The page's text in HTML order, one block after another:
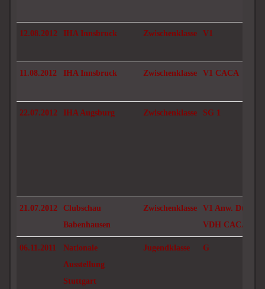
12.08.2012 IHA Innsbruck Zwischenklasse V1
11.08.2012 IHA Innsbruck Zwischenklasse V1 CACA
22.07.2012 IHA Augsburg Zwischenklasse SG 1
21.07.2012
Clubschau
Babenhausen
Zwischenklasse
V1 Anw. Dt.
VDH CACA
06.11.2011
Nationale
Ausstellung
Stuttgart
Jugendklasse G